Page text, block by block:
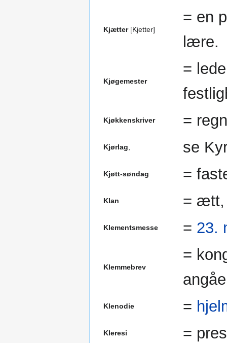
Kjætter[Kjetter]
= en
lære.
Kjøgemester
=
Kjøkkenskriver =
Kjørlag, se
Kjøtt-søndag =
Klan = ætt,
Klementsmesse = 23.
Klemmebrev
=
Klenodie =
Kleresi =